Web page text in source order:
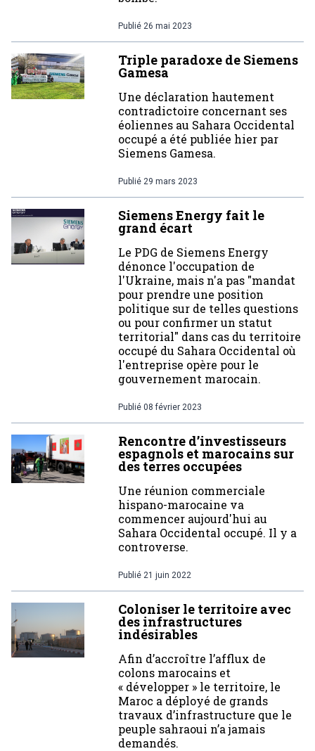
Publié 26 mai 2023
Triple paradoxe de Siemens
Gamesa
Une déclaration hautement
contradictoire concernant ses
éoliennes au Sahara Occidental
occupé a été publiée hier par
Siemens Gamesa.
Publié 29 mars 2023
Siemens Energy fait le
grand écart
Le PDG de Siemens Energy
dénonce l'occupation de
l'Ukraine, mais n'a pas "mandat
pour prendre une position
politique sur de telles questions
ou pour confirmer un statut
territorial" dans cas du territoire
occupé du Sahara Occidental où
l'entreprise opère pour le
gouvernement marocain.
Publié 08 février 2023
Rencontre d’investisseurs
espagnols et marocains sur
des terres occupées
Une réunion commerciale
hispano-marocaine va
commencer aujourd'hui au
Sahara Occidental occupé. Il y a
controverse.
Publié 21 juin 2022
Coloniser le territoire avec
des infrastructures
indésirables
Afin d’accroître l’afflux de
colons marocains et
« développer » le territoire, le
Maroc a déployé de grands
travaux d’infrastructure que le
peuple sahraoui n’a jamais
demandés.